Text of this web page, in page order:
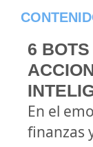
6
En el
finanzas